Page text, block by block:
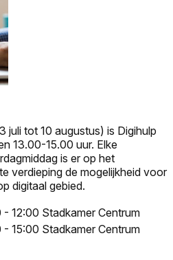
juli tot 10 augustus) is Digihulp
13.00-15.00 uur. Elke
is er op het
verdieping de mogelijkheid voor
digitaal gebied.
- 12:00 Stadkamer Centrum
- 15:00 Stadkamer Centrum